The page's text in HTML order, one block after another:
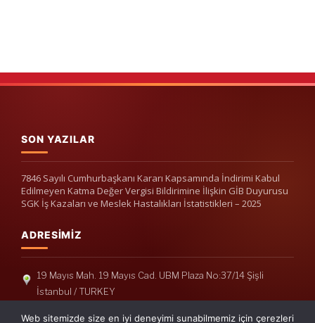
SON YAZILAR
7846 Sayılı Cumhurbaşkanı Kararı Kapsamında İndirimi Kabul
Edilmeyen Katma Değer Vergisi Bildirimine İlişkin GİB Duyurusu
SGK İş Kazaları ve Meslek Hastalıkları İstatistikleri – 2025
ADRESIMIZ
19 Mayıs Mah. 19 Mayıs Cad. UBM Plaza No:37/14 Şişli
İstanbul / TURKEY
Telefon: +90(212) 240 33 39
Web sitemizde size en iyi deneyimi sunabilmemiz için çerezleri